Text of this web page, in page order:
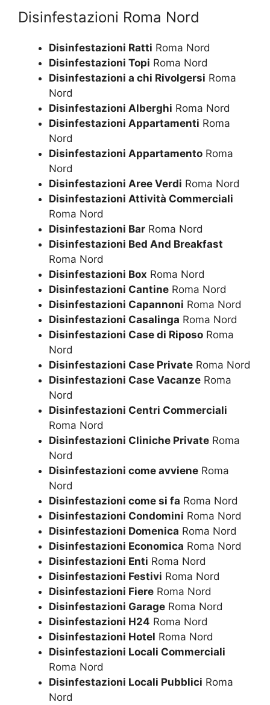
Disinfestazioni Roma Nord
Disinfestazioni Ratti Roma Nord
Disinfestazioni Topi Roma Nord
Disinfestazioni a chi Rivolgersi Roma
Nord
Disinfestazioni Alberghi Roma Nord
Disinfestazioni Appartamenti Roma
Nord
Disinfestazioni Appartamento Roma
Nord
Disinfestazioni Aree Verdi Roma Nord
Disinfestazioni Attività Commerciali
Roma Nord
Disinfestazioni Bar Roma Nord
Disinfestazioni Bed And Breakfast
Roma Nord
Disinfestazioni Box Roma Nord
Disinfestazioni Cantine Roma Nord
Disinfestazioni Capannoni Roma Nord
Disinfestazioni Casalinga Roma Nord
Disinfestazioni Case di Riposo Roma
Nord
Disinfestazioni Case Private Roma Nord
Disinfestazioni Case Vacanze Roma
Nord
Disinfestazioni Centri Commerciali
Roma Nord
Disinfestazioni Cliniche Private Roma
Nord
Disinfestazioni come avviene Roma
Nord
Disinfestazioni come si fa Roma Nord
Disinfestazioni Condomini Roma Nord
Disinfestazioni Domenica Roma Nord
Disinfestazioni Economica Roma Nord
Disinfestazioni Enti Roma Nord
Disinfestazioni Festivi Roma Nord
Disinfestazioni Fiere Roma Nord
Disinfestazioni Garage Roma Nord
Disinfestazioni H24 Roma Nord
Disinfestazioni Hotel Roma Nord
Disinfestazioni Locali Commerciali
Roma Nord
Disinfestazioni Locali Pubblici Roma
Nord